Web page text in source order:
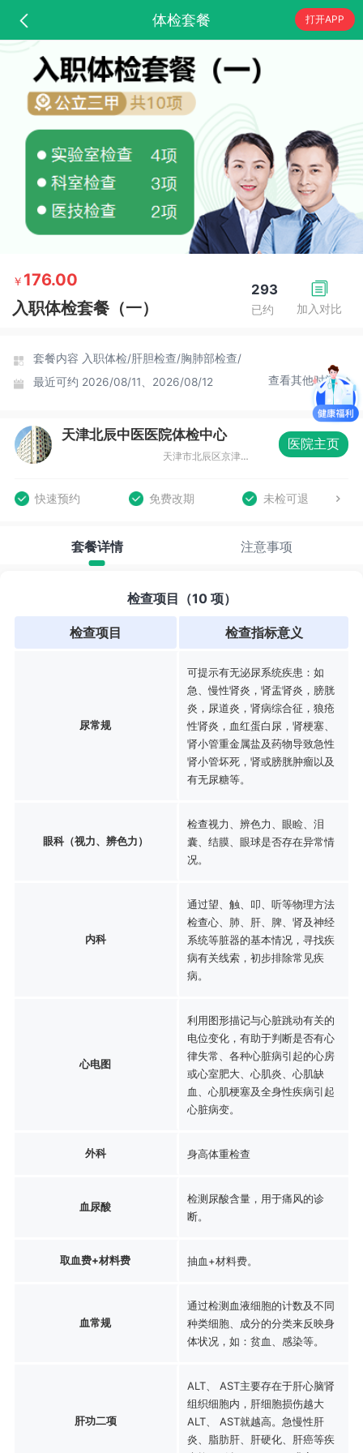
体检套餐 打开APP
加入对比
293
已约
￥ 176.00
入职体检套餐（一）
套餐内容 入职体检/肝胆检查/胸肺部检查/
最近可约 2026/08/11、2026/08/12 查看其他时间
天津北辰中医医院体检中心
天津市北辰区京津公路与集贤道交口
医院主页
快速预约 免费改期 未检可退
套餐详情 注意事项
检查项目（10 项）
检查项目 检查指标意义
尿常规
可提示有无泌尿系统疾患：如
急、慢性肾炎，肾盂肾炎，膀胱
炎，尿道炎，肾病综合征，狼疮
性肾炎，血红蛋白尿，肾梗塞、
肾小管重金属盐及药物导致急性
肾小管坏死，肾或膀胱肿瘤以及
有无尿糖等。
眼科（视力、辨色力）
检查视力、辨色力、眼睑、泪
囊、结膜、眼球是否存在异常情
况。
内科
通过望、触、叩、听等物理方法
检查心、肺、肝、脾、肾及神经
系统等脏器的基本情况，寻找疾
病有关线索，初步排除常见疾
病。
心电图
利用图形描记与心脏跳动有关的
电位变化，有助于判断是否有心
律失常、各种心脏病引起的心房
或心室肥大、心肌炎、心肌缺
血、心肌梗塞及全身性疾病引起
心脏病变。
外科 身高体重检查
血尿酸
检测尿酸含量，用于痛风的诊
断。
取血费+材料费 抽血+材料费。
血常规
通过检测血液细胞的计数及不同
种类细胞、成分的分类来反映身
体状况，如：贫血、感染等。
肝功二项
ALT、 AST主要存在于肝心脑肾
组织细胞内，肝细胞损伤越大
ALT、 AST就越高。急慢性肝
炎、脂肪肝、肝硬化、肝癌等疾